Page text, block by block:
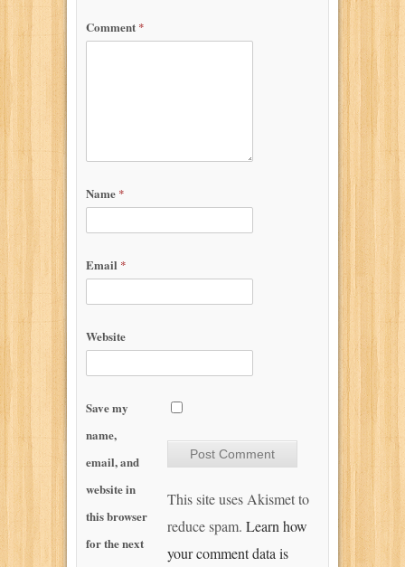
Comment *
Name *
Email *
Website
Save my
name,
email, and
website in
this browser
for the next
This site uses Akismet to
reduce spam. Learn how
your comment data is